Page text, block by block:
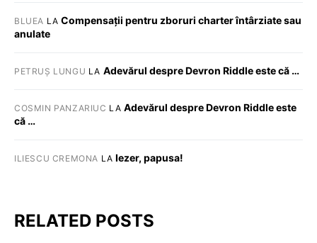
BLUEA LACompensații pentru zboruri charter întârziate sau
anulate
PETRUȘ LUNGU LA Adevărul despre Devron Riddle este că …
COSMIN PANZARIUC LA Adevărul despre Devron Riddle este
că …
ILIESCU CREMONA LA Iezer, papusa!
RELATED POSTS